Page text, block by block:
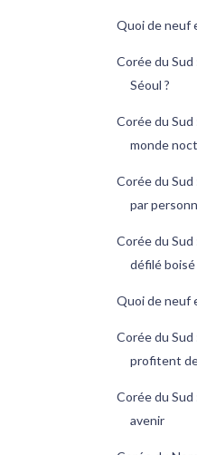
Quoi de neuf
Corée du Sud
Séoul ?
Corée du Sud
monde
Corée du
par
Corée du Sud
défilé boisé
Quoi de neuf
Corée du
profitent
Corée du Sud
avenir